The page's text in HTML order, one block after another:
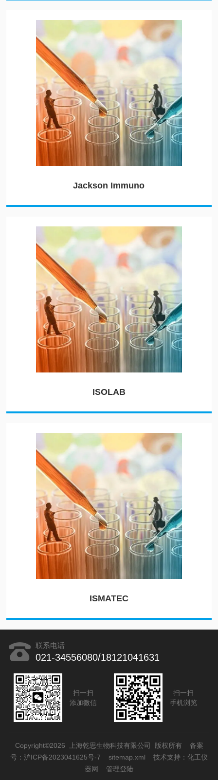
Jackson Immuno
ISOLAB
ISMATEC
联系电话
021-34556080/18121041631
扫一扫
添加微信
扫一扫
手机浏览
Copyright©2026 上海乾思生物科技有限公司 版权所有 备案
号：沪ICP备2023041625号-7
sitemap.xml 技术支持： 化工仪
器网
管理登陆